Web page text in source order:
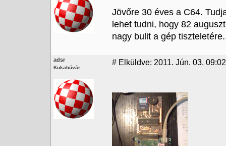
Jövőre 30 éves a C64.
lehet tudni, hogy 82
nagy bulit a gép
adsr
Kukabúvár
# Elküldve: 2011. Jún. 03. 09:02